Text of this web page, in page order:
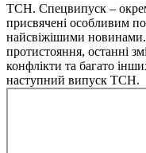
ТСН. Спецвипуск –
присвячені особливим
найсвіжішими новинами.
протистояння, останні
конфлікти та багато
наступний випуск ТСН.